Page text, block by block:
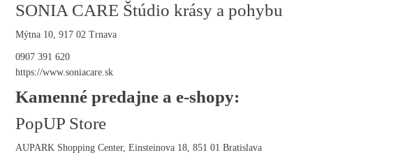
SONIA CARE Štúdio krásy a pohybu
Mýtna 10, 917 02 Trnava
0907 391 620
https://www.soniacare.sk
Kamenné predajne a e-shopy:
PopUP Store
AUPARK Shopping Center, Einsteinova 18, 851 01 Bratislava